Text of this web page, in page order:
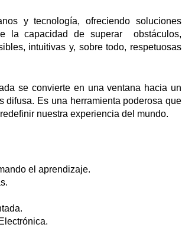
y tecnología, ofreciendo soluciones
la capacidad de superar obstáculos,
intuitivas y, sobre todo, respetuosas
se convierte en una ventana hacia un
difusa. Es una herramienta poderosa que
nuestra experiencia del mundo.
el aprendizaje.